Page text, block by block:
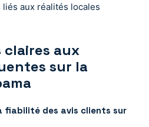
aux réalités locales
claires aux
sur la
fiabilité des avis clients sur